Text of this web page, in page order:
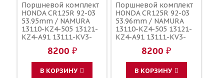
Поршневой комплект
HONDA CR125R 92-03
53.95mm / NAMURA
13110-KZ4-505 13121-
KZ4-A91 13111-KV3-
8200 ₽
В КОРЗИНУ
Поршневой комплект
HONDA CR125R 92-03
53.96mm / NAMURA
13110-KZ4-505 13121-
KZ4-A91 13111-KV3-
8200 ₽
В КОРЗИНУ